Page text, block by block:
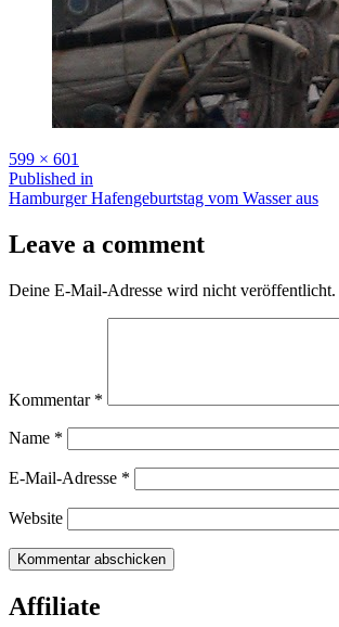
Full
size
599 × 601
Beitragsnavigation
Published in
Hamburger Hafengeburtstag vom Wasser aus
Leave a comment
Deine E-Mail-Adresse wird nicht veröffentlicht.
Kommentar *
Name *
E-Mail-Adresse *
Website
Affiliate